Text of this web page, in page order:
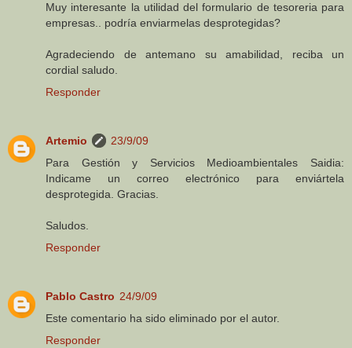
Muy interesante la utilidad del formulario de tesoreria para
empresas.. podría enviarmelas desprotegidas?
Agradeciendo de antemano su amabilidad, reciba un
cordial saludo.
Responder
Artemio
23/9/09
Para Gestión y Servicios Medioambientales Saidia:
Indicame un correo electrónico para enviártela
desprotegida. Gracias.
Saludos.
Responder
Pablo Castro 24/9/09
Este comentario ha sido eliminado por el autor.
Responder